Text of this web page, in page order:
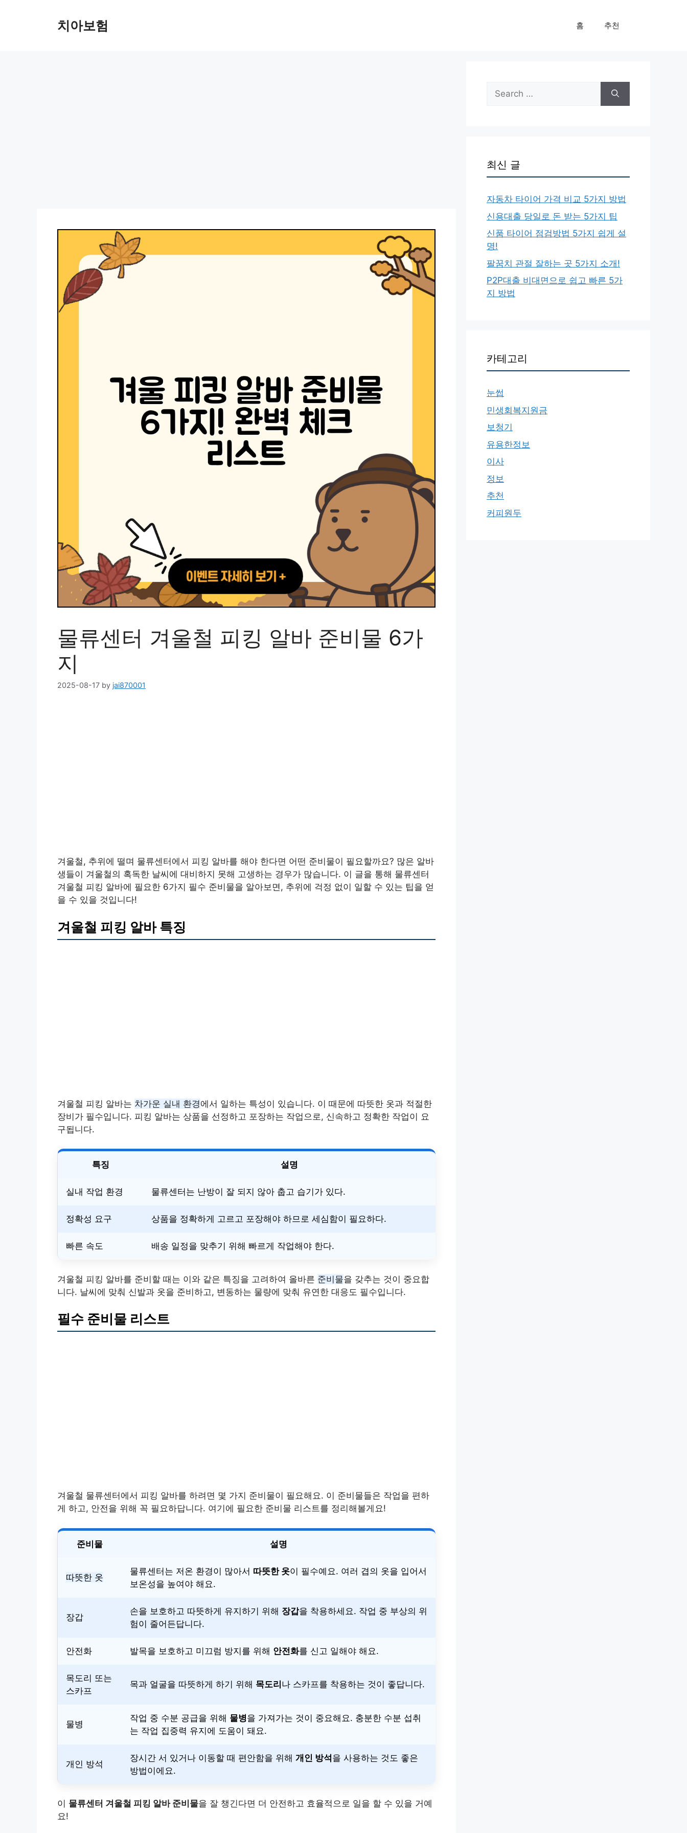
치아보험 홈 추천
물류센터 겨울철 피킹 알바 준비물 6가
지
2025-08-17 by jai870001
겨울철, 추위에 떨며 물류센터에서 피킹 알바를 해야 한다면 어떤 준비물이 필요할까요? 많은 알바
생들이 겨울철의 혹독한 날씨에 대비하지 못해 고생하는 경우가 많습니다. 이 글을 통해 물류센터
겨울철 피킹 알바에 필요한 6가지 필수 준비물을 알아보면, 추위에 걱정 없이 일할 수 있는 팁을 얻
을 수 있을 것입니다!
겨울철 피킹 알바 특징
겨울철 피킹 알바는 차가운 실내 환경에서 일하는 특성이 있습니다. 이 때문에 따뜻한 옷과 적절한
장비가 필수입니다. 피킹 알바는 상품을 선정하고 포장하는 작업으로, 신속하고 정확한 작업이 요
구됩니다.
특징 설명
실내 작업 환경 물류센터는 난방이 잘 되지 않아 춥고 습기가 있다.
정확성 요구 상품을 정확하게 고르고 포장해야 하므로 세심함이 필요하다.
빠른 속도 배송 일정을 맞추기 위해 빠르게 작업해야 한다.
겨울철 피킹 알바를 준비할 때는 이와 같은 특징을 고려하여 올바른 준비물을 갖추는 것이 중요합
니다. 날씨에 맞춰 신발과 옷을 준비하고, 변동하는 물량에 맞춰 유연한 대응도 필수입니다.
필수 준비물 리스트
겨울철 물류센터에서 피킹 알바를 하려면 몇 가지 준비물이 필요해요. 이 준비물들은 작업을 편하
게 하고, 안전을 위해 꼭 필요하답니다. 여기에 필요한 준비물 리스트를 정리해볼게요!
준비물 설명
따뜻한 옷
물류센터는 저온 환경이 많아서 따뜻한 옷이 필수예요. 여러 겹의 옷을 입어서
보온성을 높여야 해요.
장갑
손을 보호하고 따뜻하게 유지하기 위해 장갑을 착용하세요. 작업 중 부상의 위
험이 줄어든답니다.
안전화 발목을 보호하고 미끄럼 방지를 위해 안전화를 신고 일해야 해요.
목도리 또는
스카프
목과 얼굴을 따뜻하게 하기 위해 목도리나 스카프를 착용하는 것이 좋답니다.
물병
작업 중 수분 공급을 위해 물병을 가져가는 것이 중요해요. 충분한 수분 섭취
는 작업 집중력 유지에 도움이 돼요.
개인 방석
장시간 서 있거나 이동할 때 편안함을 위해 개인 방석을 사용하는 것도 좋은
방법이에요.
이 물류센터 겨울철 피킹 알바 준비물을 잘 챙긴다면 더 안전하고 효율적으로 일을 할 수 있을 거예
요!
Search
for:
최신 글
자동차 타이어 가격 비교 5가지 방법
신용대출 당일로 돈 받는 5가지 팁
신품 타이어 점검방법 5가지 쉽게 설
명!
팔꿈치 관절 잘하는 곳 5가지 소개!
P2P대출 비대면으로 쉽고 빠른 5가
지 방법
카테고리
눈썹
민생회복지원금
보청기
유용한정보
이사
정보
추천
커피원두